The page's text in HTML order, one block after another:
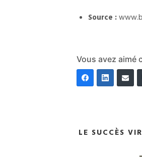
Source :
Vous avez aimé
LE SUCCÈS